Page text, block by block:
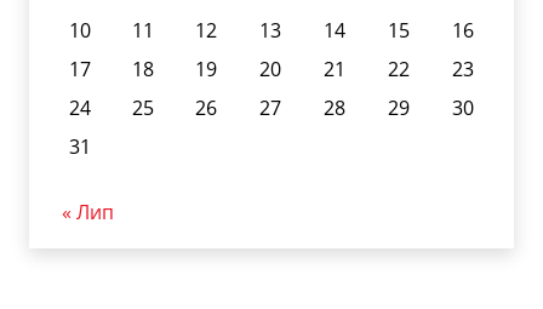
10
11 12 13 14 15
16
17
18 19 20 21 22
23
24
25 26 27 28 29
30
31
« Лип